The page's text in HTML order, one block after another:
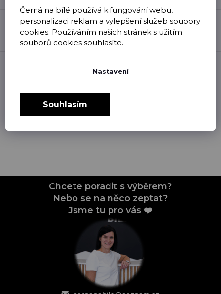
Černá na bílé používá k fungování webu,
personalizaci reklam a vylepšení služeb soubory
cookies. Používáním našich stránek s užitím
souborů cookies souhlasíte.
Nastavení
Souhlasím
Kategorie :
Oblečení
Materiál:
polyester, bavlna
nesušit v sušičce,
nebělit
Chcete poradit s výběrem?
Nebo se na něco zeptat?
Jsme tu pro vás ❤️